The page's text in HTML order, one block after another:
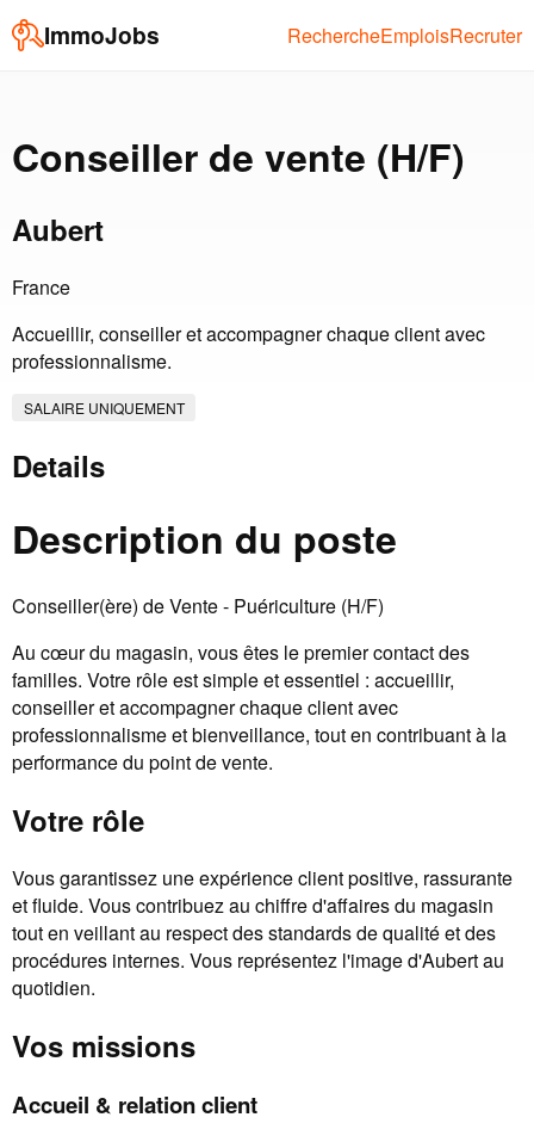
ImmoJobs RechercheEmploisRecruter
Conseiller de vente (H/F)
Aubert
France
Accueillir, conseiller et accompagner chaque client avec
professionnalisme.
SALAIRE UNIQUEMENT
Details
Description du poste
Conseiller(ère) de Vente - Puériculture (H/F)
Au cœur du magasin, vous êtes le premier contact des
familles. Votre rôle est simple et essentiel : accueillir,
conseiller et accompagner chaque client avec
professionnalisme et bienveillance, tout en contribuant à la
performance du point de vente.
Votre rôle
Vous garantissez une expérience client positive, rassurante
et fluide. Vous contribuez au chiffre d'affaires du magasin
tout en veillant au respect des standards de qualité et des
procédures internes. Vous représentez l'image d'Aubert au
quotidien.
Vos missions
Accueil & relation client